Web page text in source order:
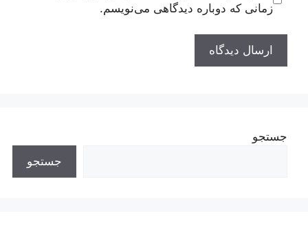
زمانی که دوباره دیدگاهی می‌نویسم.
جستجو
جستجو